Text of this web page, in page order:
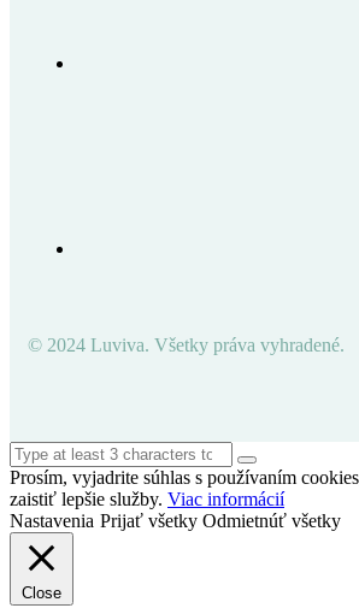
© 2024 Luviva. Všetky práva vyhradené.
Prosím, vyjadrite súhlas s používaním
zaistiť lepšie služby. Viac informácií
Nastavenia Prijať všetky Odmietnúť všetky
Close